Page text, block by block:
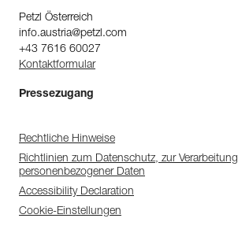
Petzl Österreich
info.austria@petzl.com
+43 7616 60027
Kontaktformular
Pressezugang
Rechtliche Hinweise
Richtlinien zum Datenschutz, zur Verarbeitung
personenbezogener Daten
Accessibility Declaration
Cookie-Einstellungen